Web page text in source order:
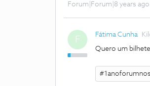
Forum|Forum|8 years ago
F Fátima Cunha
Quero um
#1anoforumnos